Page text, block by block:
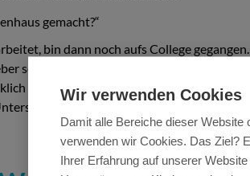
gemacht?“
bin dann noch aufs College
selber Kindern helfen, die ohne
darüber. Dass ich Dank World Vision
aus mir geworden wäre und
Wir verwenden Cookies
Damit alle Bereiche dieser Website
verwenden wir Cookies. Das Ziel?
Ihrer Erfahrung auf unserer